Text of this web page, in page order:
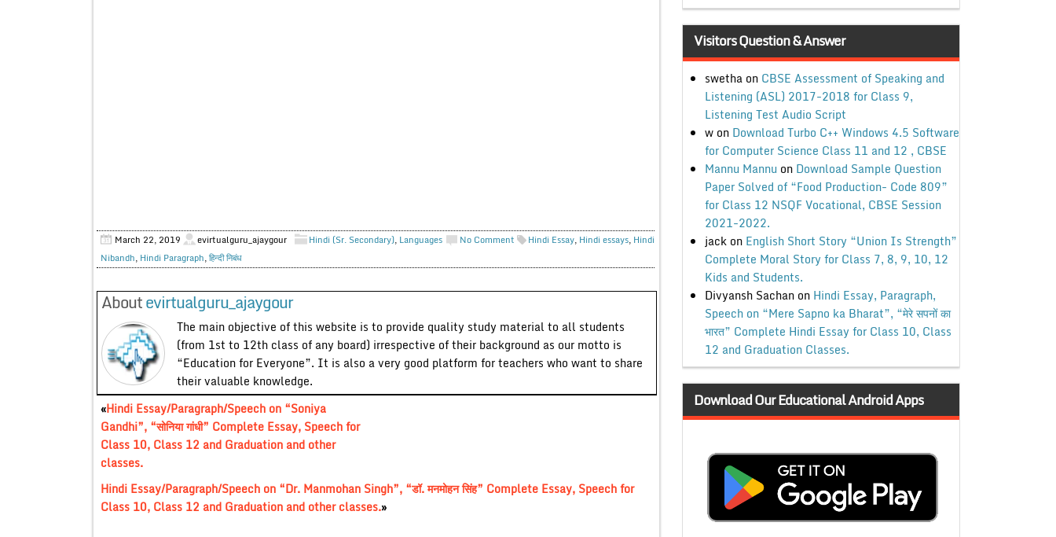
March 22, 2019 evirtualguru_ajaygour Hindi (Sr. Secondary), Languages No Comment Hindi Essay, Hindi essays, Hindi
Nibandh, Hindi Paragraph,हिन्दी निबंध
Aboutevirtualguru_ajaygour
The main objective of this website is to provide quality study material to all students
(from 1st to 12th class of any board) irrespective of their background as our motto is
“Education for Everyone”. It is also a very good platform for teachers who want to share
their valuable knowledge.
«Hindi Essay/Paragraph/Speech on “Soniya
Gandhi”, “सोनिया गांधी” Complete Essay, Speech for
Class 10, Class 12 and Graduation and other
classes.
Hindi Essay/Paragraph/Speech on “Dr. Manmohan Singh”, “डॉ. मनमोहन सिंह” Complete Essay, Speech for
Class 10, Class 12 and Graduation and other classes.»
Visitors Question & Answer
swethaon CBSE Assessment of Speaking and
Listening (ASL) 2017-2018 for Class 9,
Listening Test Audio Script
won Download Turbo C++ Windows 4.5 Software
for Computer Science Class 11 and 12 , CBSE
Mannu Mannu on Download Sample Question
Paper Solved of “Food Production- Code 809”
for Class 12 NSQF Vocational, CBSE Session
2021-2022.
jackon English Short Story “Union Is Strength”
Complete Moral Story for Class 7, 8, 9, 10, 12
Kids and Students.
Divyansh Sachanon Hindi Essay, Paragraph,
Speech on “Mere Sapno ka Bharat”, “मेरे सपनों का
भारत” Complete Hindi Essay for Class 10, Class
12 and Graduation Classes.
Download Our Educational Android Apps